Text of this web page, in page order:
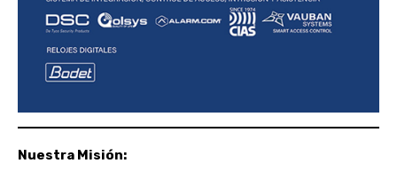
Nuestra Misión: